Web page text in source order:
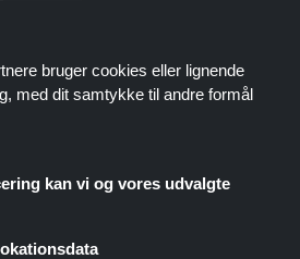
dets personale er ikke involveret, når du
bruger cookies eller lignende
med dit samtykke til andre formål
kan vi og vores udvalgte